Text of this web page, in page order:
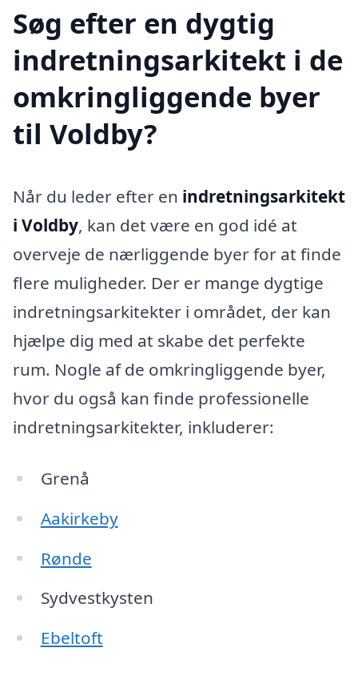
Søg efter en dygtig
indretningsarkitekt i de
omkringliggende byer
til Voldby?
Når du leder efter en indretningsarkitekt
i Voldby, kan det være en god idé at
overveje de nærliggende byer for at finde
flere muligheder. Der er mange dygtige
indretningsarkitekter i området, der kan
hjælpe dig med at skabe det perfekte
rum. Nogle af de omkringliggende byer,
hvor du også kan finde professionelle
indretningsarkitekter, inkluderer:
Grenå
Aakirkeby
Rønde
Sydvestkysten
Ebeltoft